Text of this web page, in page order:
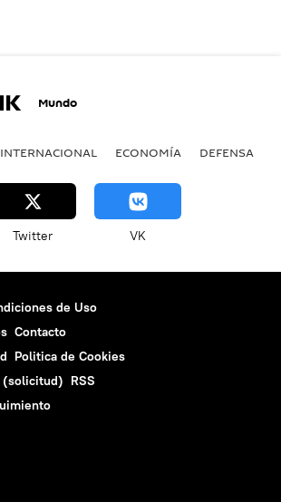
Mundo
INTERNACIONAL ECONOMÍA DEFENSA
Twitter VK
de Uso
Contacto
Politica de Cookies
(solicitud) RSS